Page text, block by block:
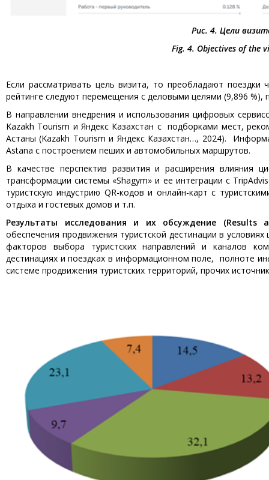
Рис. 4. Цели
Fig. 4. Objectives of the
Если рассматривать цель визита, то преобладают
рейтинге следуют перемещения с деловыми целями (9,896
В направлении внедрения и использования цифровых
Kazakh Tourism и Яндекс Казахстан с подборками мест,
Астаны (Kazakh Tourism и Яндекс Казахстан…, 2024).
Astana с построением пеших и автомобильных маршрутов.
В качестве перспектив развития и расширения влияния
трансформации системы «Shagym» и ее интеграции с
туристскую индустрию QR-кодов и онлайн-карт с
отдыха и гостевых домов и т.п.
Результаты исследования и их обсуждение
обеспечения продвижения туристской дестинации в
факторов выбора туристских направлений и каналов
дестинациях и поездках в информационном поле, полноте
системе продвижения туристских территорий, прочих